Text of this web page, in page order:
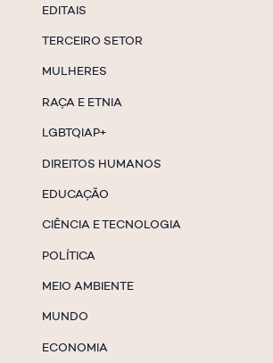
EDITAIS
TERCEIRO SETOR
MULHERES
RAÇA E ETNIA
LGBTQIAP+
DIREITOS HUMANOS
EDUCAÇÃO
CIÊNCIA E TECNOLOGIA
POLÍTICA
MEIO AMBIENTE
MUNDO
ECONOMIA